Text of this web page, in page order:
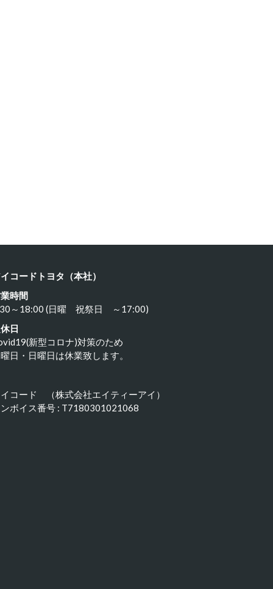
コードトヨタ（本社）
時間
～18:00 (日曜 祝祭日 ～17:00)
日
新型コロナ)対策のため
日・日曜日は休業致します。
コード （株式会社エイティーアイ）
ボイス番号 : T7180301021068